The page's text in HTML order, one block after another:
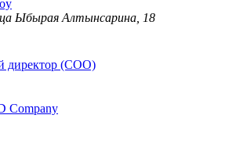
Ыбырая Алтынсарина, 18
(COO)
Company